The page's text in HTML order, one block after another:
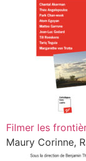
Filmer les
Maury Corinne,